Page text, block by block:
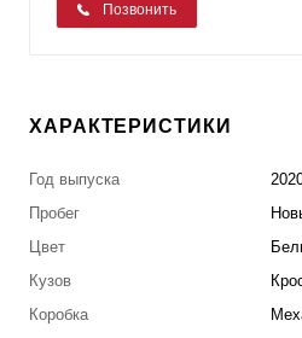
Позвонить
ХАРАКТЕРИСТИКИ
Год выпуска
Пробег
Цвет
Кузов
Коробка